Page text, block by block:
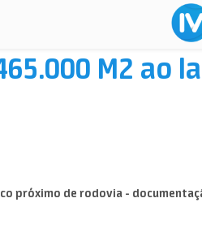
M2 ao
próximo de rodovia -